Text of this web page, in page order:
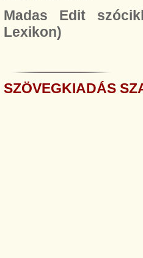
Madas Edit
Lexikon)
SZÖVEGKIADÁS